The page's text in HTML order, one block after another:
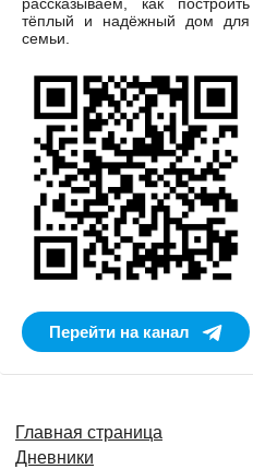
тёплый и надёжный дом для
семьи.
Перейти на канал
Главная страница
Дневники